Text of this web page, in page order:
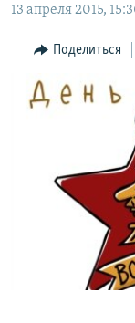
Вернутся
поиску
ИНТЕРАКТИВ
ИНФОГРАФИКА
ТЕЛЕПРОЕКТ
СОВЕТЫ
ПРОПАВШИЕ БЕЗ
ПОБЕДИТЕЛЕЙ НЕ
УКРАИНСКАЯ
РАДІО СВОБОДА
КАК ОБОЙТИ
Українською
ПРИСОЕДИНЯЙТЕСЬ!
13 апреля 2015,
Поделиться